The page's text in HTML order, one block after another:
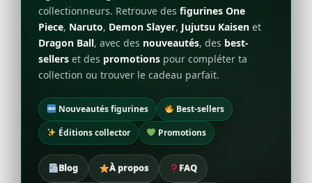
collectionneurs. Retrouve des figurines One
Piece, Naruto, Demon Slayer, Jujutsu Kaisen et
Dragon Ball, avec des nouveautés, des best-
sellers et des promotions pour compléter ta
collection ou trouver le cadeau parfait.
Nouveautés figurines
Best-sellers
Éditions collector
Promotions
Blog À propos FAQ